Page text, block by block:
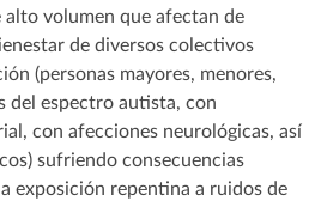
alto volumen que afectan de
de diversos colectivos
(personas mayores, menores,
del espectro autista, con
con afecciones neurológicas, así
sufriendo consecuencias
exposición repentina a ruidos de